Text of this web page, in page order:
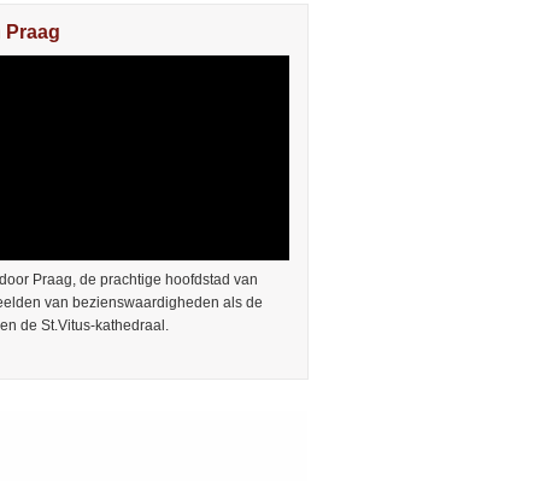
Praag
Praag, de prachtige hoofdstad van
van bezienswaardigheden als de
de St.Vitus-kathedraal.